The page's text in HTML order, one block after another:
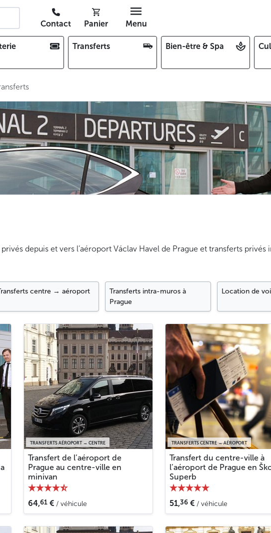
Contact Panier Menu
Transferts Bien-être & Spa
depuis et vers l’aéroport Václav Havel de Prague et transferts
centre → aéroport
Transferts intra-muros à
Prague
Location de
TRANSFERTS AÉROPORT → CENTRE
Transfert de l’aéroport de
Prague au centre-ville en
minivan
64,61 € / véhicule
TRANSFERTS CENTRE → AÉROPORT
Transfert du centre-ville à
l’aéroport de Prague en
Superb
51,36 € / véhicule